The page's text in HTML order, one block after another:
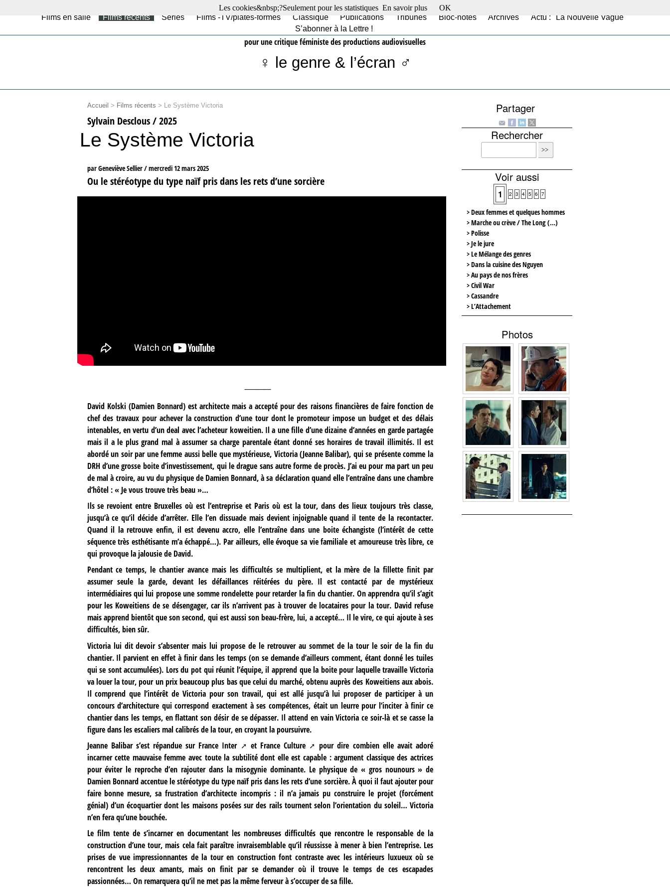
Films en salle Films récents Séries Films -TV/plates-formes Classique Publications Tribunes Bloc-notes Archives
Actu : "La Nouvelle Vague"
S’abonner à la Lettre !
pour une critique féministe des productions audiovisuelles
♀ le genre & l’écran ♂
Accueil > Films récents > Le Système Victoria
Sylvain Desclous / 2025
Le Système Victoria
par Geneviève Sellier /mercredi 12 mars 2025
Ou le stéréotype du type naïf pris dans les rets d’une sorcière
David Kolski (Damien Bonnard) est architecte mais a accepté pour des raisons financières de faire fonction de
chef des travaux pour achever la construction d’une tour dont le promoteur impose un budget et des délais
intenables, en vertu d’un deal avec l’acheteur koweitien. Il a une fille d’une dizaine d’années en garde partagée
mais il a le plus grand mal à assumer sa charge parentale étant donné ses horaires de travail illimités. Il est
abordé un soir par une femme aussi belle que mystérieuse, Victoria (Jeanne Balibar), qui se présente comme la
DRH d’une grosse boite d’investissement, qui le drague sans autre forme de procès. J’ai eu pour ma part un peu
de mal à croire, au vu du physique de Damien Bonnard, à sa déclaration quand elle l’entraîne dans une chambre
d’hôtel : « Je vous trouve très beau »…
Ils se revoient entre Bruxelles où est l’entreprise et Paris où est la tour, dans des lieux toujours très classe,
jusqu’à ce qu’il décide d’arrêter. Elle l’en dissuade mais devient injoignable quand il tente de la recontacter.
Quand il la retrouve enfin, il est devenu accro, elle l’entraîne dans une boite échangiste (l’intérêt de cette
séquence très esthétisante m’a échappé…). Par ailleurs, elle évoque sa vie familiale et amoureuse très libre, ce
qui provoque la jalousie de David.
Pendant ce temps, le chantier avance mais les difficultés se multiplient, et la mère de la fillette finit par
assumer seule la garde, devant les défaillances réitérées du père. Il est contacté par de mystérieux
intermédiaires qui lui propose une somme rondelette pour retarder la fin du chantier. On apprendra qu’il s’agit
pour les Koweitiens de se désengager, car ils n’arrivent pas à trouver de locataires pour la tour. David refuse
mais apprend bientôt que son second, qui est aussi son beau-frère, lui, a accepté… Il le vire, ce qui ajoute à ses
difficultés, bien sûr.
Victoria lui dit devoir s’absenter mais lui propose de le retrouver au sommet de la tour le soir de la fin du
chantier. Il parvient en effet à finir dans les temps (on se demande d’ailleurs comment, étant donné les tuiles
qui se sont accumulées). Lors du pot qui réunit l’équipe, il apprend que la boite pour laquelle travaille Victoria
va louer la tour, pour un prix beaucoup plus bas que celui du marché, obtenu auprès des Koweitiens aux abois.
Il comprend que l’intérêt de Victoria pour son travail, qui est allé jusqu’à lui proposer de participer à un
concours d’architecture qui correspond exactement à ses compétences, était un leurre pour l’inciter à finir ce
chantier dans les temps, en flattant son désir de se dépasser. Il attend en vain Victoria ce soir-là et se casse la
figure dans les escaliers mal calibrés de la tour, en croyant la poursuivre.
Jeanne Balibar s’est répandue sur France Inter et France Culture
pour dire combien elle avait adoré
incarner cette mauvaise femme avec toute la subtilité dont elle est capable : argument classique des actrices
pour éviter le reproche d’en rajouter dans la misogynie dominante. Le physique de « gros nounours » de
Damien Bonnard accentue le stéréotype du type naïf pris dans les rets d’une sorcière. À quoi il faut ajouter pour
faire bonne mesure, sa frustration d’architecte incompris : il n’a jamais pu construire le projet (forcément
génial) d’un écoquartier dont les maisons posées sur des rails tournent selon l’orientation du soleil… Victoria
n’en fera qu’une bouchée.
Le film tente de s’incarner en documentant les nombreuses difficultés que rencontre le responsable de la
construction d’une tour, mais cela fait paraître invraisemblable qu’il réussisse à mener à bien l’entreprise. Les
prises de vue impressionnantes de la tour en construction font contraste avec les intérieurs luxueux où se
rencontrent les deux amants, mais on finit par se demander où il trouve le temps de ces escapades
passionnées… On remarquera qu’il ne met pas la même ferveur à s’occuper de sa fille.
Partager
Rechercher
Voir aussi
1 2 3 4 5 6 7
> Deux femmes et quelques hommes
> Marche ou crève / The Long (…)
> Polisse
> Je le jure
> Le Mélange des genres
> Dans la cuisine des Nguyen
> Au pays de nos frères
> Civil War
> Cassandre
> L’Attachement
Photos
Les cookies&nbsp;?Seulement pour les statistiques En savoir plus OK